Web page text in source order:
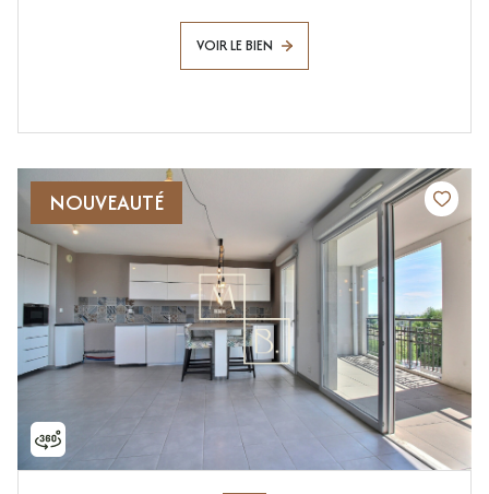
VOIR LE BIEN
NOUVEAUTÉ